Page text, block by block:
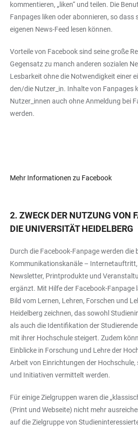
kommentieren, „liken“ und teilen. Die
Fanpages liken oder abonnieren, so dass
eigenen News-Feed lesen können.
Vorteile von Facebook sind seine große
Gegensatz zu manch anderen sozialen
Lesbarkeit ohne die Notwendigkeit einer
den/die Nutzer_in. Inhalte von Fanpages
Nutzer_innen auch ohne Anmeldung bei
werden.
Mehr Informationen zu Facebook
2. ZWECK DER NUTZUNG VON
DIE UNIVERSITÄT HEIDELBERG
Durch die Facebook-Fanpage werden die
Kommunikationskanäle –
Newsletter, Printprodukte und
ergänzt. Mit Hilfe der Facebook-Fanpage
Bild vom Lernen, Lehren, Forschen und
Heidelberg zeichnen, das sowohl
als auch die Identifikation der
mit ihrer Hochschule steigert. Zudem
Einblicke in Forschung und Lehre der
Arbeit von Einrichtungen der
und Initiativen vermittelt werden.
Für einige Zielgruppen waren die
(Print und Webseite) nicht mehr
auf die Zielgruppe von